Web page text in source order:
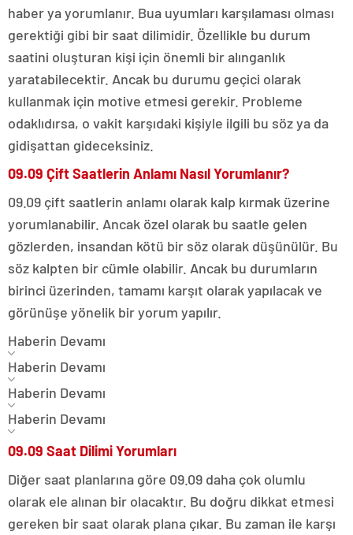
haber ya yorumlanır. Bua uyumları karşılaması olması
gerektiği gibi bir saat dilimidir. Özellikle bu durum
saatini oluşturan kişi için önemli bir alınganlık
yaratabilecektir. Ancak bu durumu geçici olarak
kullanmak için motive etmesi gerekir. Probleme
odaklıdırsa, o vakit karşıdaki kişiyle ilgili bu söz ya da
gidişattan gideceksiniz.
09.09 Çift Saatlerin Anlamı Nasıl Yorumlanır?
09.09 çift saatlerin anlamı olarak kalp kırmak üzerine
yorumlanabilir. Ancak özel olarak bu saatle gelen
gözlerden, insandan kötü bir söz olarak düşünülür. Bu
söz kalpten bir cümle olabilir. Ancak bu durumların
birinci üzerinden, tamamı karşıt olarak yapılacak ve
görünüşe yönelik bir yorum yapılır.
Haberin Devamı
Haberin Devamı
Haberin Devamı
Haberin Devamı
09.09 Saat Dilimi Yorumları
Diğer saat planlarına göre 09.09 daha çok olumlu
olarak ele alınan bir olacaktır. Bu doğru dikkat etmesi
gereken bir saat olarak plana çıkar. Bu zaman ile karşı